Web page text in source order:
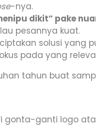
-nya.
dikit” pake
pesannya kuat.
solusi yang
pada yang
tahun buat
gonta-ganti logo